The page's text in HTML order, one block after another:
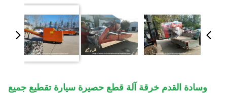
وسادة القدم خرقة آلة قطع حصيرة سيارة تقطيع جميع